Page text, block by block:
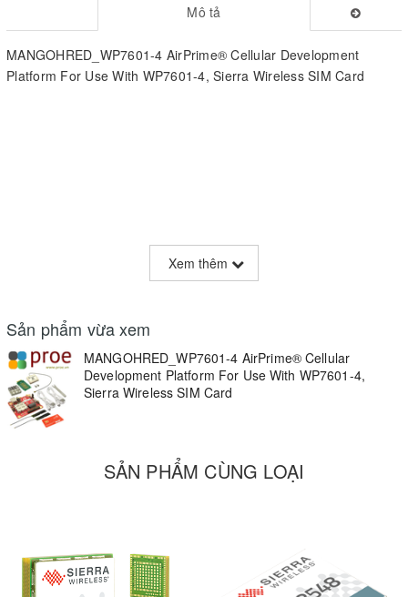
Mô tả
MANGOHRED_WP7601-4 AirPrime® Cellular Development
Platform For Use With WP7601-4, Sierra Wireless SIM Card
Xem thêm
Sản phẩm vừa xem
MANGOHRED_WP7601-4 AirPrime® Cellular
Development Platform For Use With WP7601-4,
Sierra Wireless SIM Card
SẢN PHẨM CÙNG LOẠI